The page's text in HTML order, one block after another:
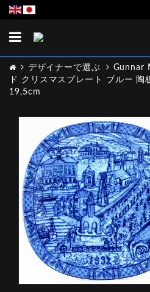
Toggle
デザイナーで選ぶ Gunnar
ド クリスマスプレート ブルー
19,5cm